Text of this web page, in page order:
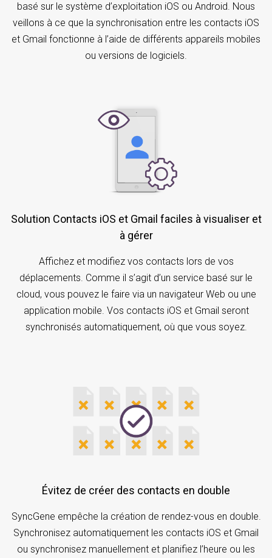
basé sur le système d’exploitation iOS ou Android. Nous
veillons à ce que la synchronisation entre les contacts iOS
et Gmail fonctionne à l’aide de différents appareils mobiles
ou versions de logiciels.
Solution Contacts iOS et Gmail faciles à visualiser et
à gérer
Affichez et modifiez vos contacts lors de vos
déplacements. Comme il s’agit d’un service basé sur le
cloud, vous pouvez le faire via un navigateur Web ou une
application mobile. Vos contacts iOS et Gmail seront
synchronisés automatiquement, où que vous soyez.
Évitez de créer des contacts en double
SyncGene empêche la création de rendez-vous en double.
Synchronisez automatiquement les contacts iOS et Gmail
ou synchronisez manuellement et planifiez l’heure ou les